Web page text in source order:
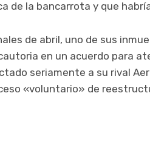
de la bancarrota y que
de abril, uno de sus
en un acuerdo para
seriamente a su rival
«voluntario» de